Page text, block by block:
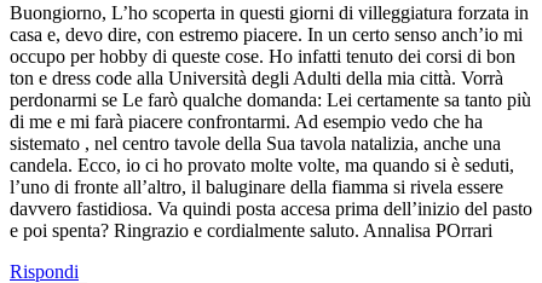
Buongiorno, L’ho scoperta in questi giorni di villeggiatura forzata in
casa e, devo dire, con estremo piacere. In un certo senso anch’io mi
occupo per hobby di queste cose. Ho infatti tenuto dei corsi di bon
ton e dress code alla Università degli Adulti della mia città. Vorrà
perdonarmi se Le farò qualche domanda: Lei certamente sa tanto più
di me e mi farà piacere confrontarmi. Ad esempio vedo che ha
sistemato , nel centro tavole della Sua tavola natalizia, anche una
candela. Ecco, io ci ho provato molte volte, ma quando si è seduti,
l’uno di fronte all’altro, il baluginare della fiamma si rivela essere
davvero fastidiosa. Va quindi posta accesa prima dell’inizio del pasto
e poi spenta? Ringrazio e cordialmente saluto. Annalisa POrrari
Rispondi